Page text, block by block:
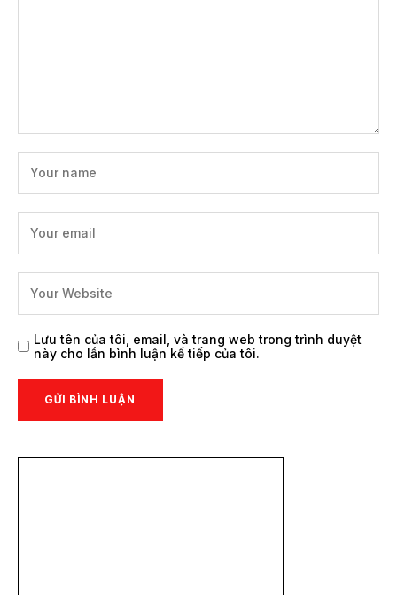
Lưu tên của tôi, email, và trang web trong trình duyệt
này cho lần bình luận kế tiếp của tôi.